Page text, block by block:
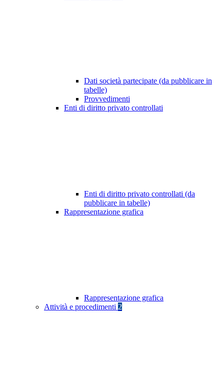
Dati società partecipate (da pubblicare in
tabelle)
Provvedimenti
Enti di diritto privato controllati
Enti di diritto privato controllati (da
pubblicare in tabelle)
Rappresentazione grafica
Rappresentazione grafica
Attività e procedimenti 2